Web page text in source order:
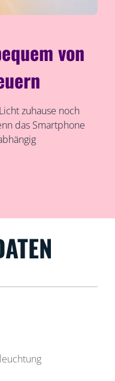
von
zuhause noch
das Smartphone